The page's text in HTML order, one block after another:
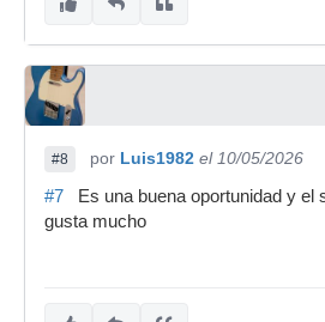
#8 por Luis1982 el 10/05/2026
#7 Es una buena oportunidad y el
gusta mucho